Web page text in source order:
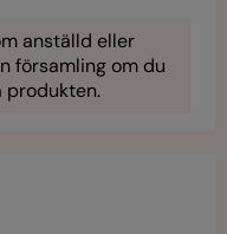
anställd eller
församling om du
produkten.